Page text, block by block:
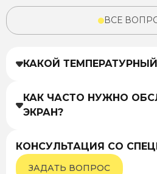
ВСЕ
КАКОЙ
КАК ЧАСТО НУЖНО
ЭКРАН?
КОНСУЛЬТАЦИЯ СО
ЗАДАТЬ ВОПРОС